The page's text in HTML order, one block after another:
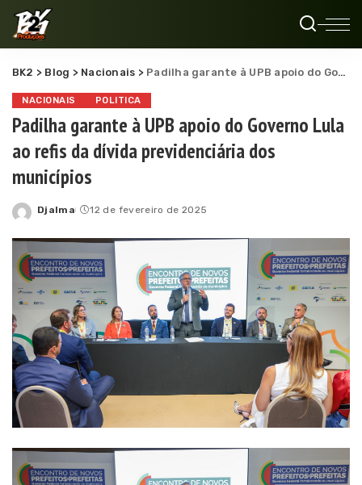
BK2 > Blog > Nacionais > Padilha garante à UPB apoio do Governo Lula ao refis da dívida previdenciária dos municípios
NACIONAIS POLITICA
Padilha garante à UPB apoio do Governo Lula
ao refis da dívida previdenciária dos
municípios
Posted
Djalma 12 de fevereiro de 2025